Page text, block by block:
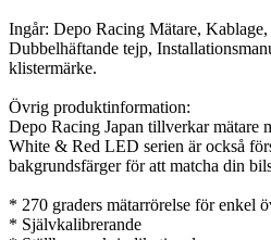
Ingår: Depo Racing Mätare,
Dubbelhäftande tejp,
klistermärke.
Övrig produktinformation:
Depo Racing Japan tillverkar mätare
White & Red LED serien är också
bakgrundsfärger för att matcha din
* 270 graders mätarrörelse för enkel
* Självkalibrerande